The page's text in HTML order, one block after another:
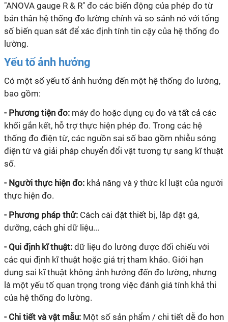
"ANOVA gauge R & R" đo các biến động của phép đo từ
bản thân hệ thống đo lường chính và so sánh nó với tổng
số biến quan sát để xác định tính tin cậy của hệ thống đo
lường.
Yếu tố ảnh hưởng
Có một số yếu tố ảnh hưởng đến một hệ thống đo lường,
bao gồm:
- Phương tiện đo: máy đo hoặc dụng cụ đo và tất cả các
khối gắn kết, hỗ trợ thực hiện phép đo. Trong các hệ
thống đo điện từ, các nguồn sai số bao gồm nhiễu sóng
điện từ và giải pháp chuyển đổi vật tương tự sang kĩthuật
số.
- Người thực hiện đo: khả năng và ý thức kỉ luật của người
thực hiện đo.
- Phương pháp thử: Cách cài đặt thiết bị, lắp đặt gá,
dưỡng, cách ghi dữ liệu...
- Qui định kĩthuật: dữ liệu đo lường được đối chiếu với
các qui định kĩthuật hoặc giá trị tham khảo. Giới hạn
dung sai kĩthuật không ảnh hưởng đến đo lường, nhưng
là một yếu tố quan trọng trong việc đánh giá tính khả thi
của hệ thống đo lường.
- Chi tiết và vật mẫu: Một số sản phẩm / chi tiết dễ đo hơn